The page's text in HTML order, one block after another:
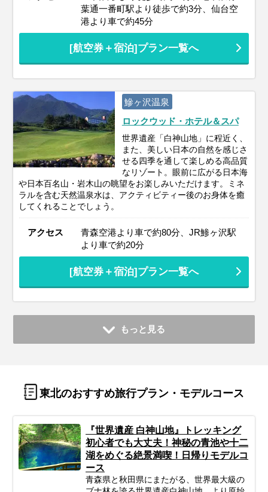
葉通一番町駅より徒歩で約3分、仙台空
港より車で約45分
[航空券＋宿泊]プラン一覧へ
鰺ヶ沢温泉
ロックウッド・ホテル＆スパ
世界遺産「白神山地」に程近く、
また、美しい日本の自然を感じさ
せる四季を通して楽しめる高品質
なリゾート。眼前に広がる日本海
や日本百名山・岩木山の眺望をお楽しみいただけます。ミネ
ラルを含む天然温泉水は、アクティビティー後のお身体を癒
してくれることでしょう。
アクセス
青森空港より車で約80分、JR鯵ヶ沢駅
より車で約20分
[航空券＋宿泊]プラン一覧へ
もっと見る
東北のおすすめ旅行プラン・モデルコース
『世界遺産 白神山地』トレッキング
初心者でも大丈夫！神秘の青池や十二
湖をめぐる絶景満喫！日帰りモデルコ
ース
青森県と秋田県にまたがる、世界最大級の